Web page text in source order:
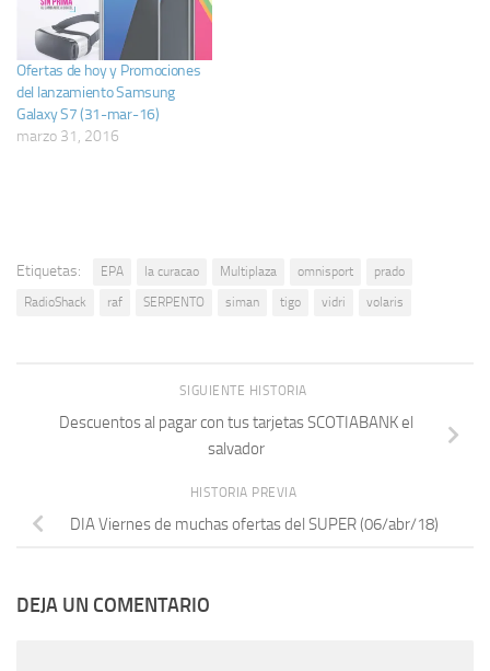
Ofertas de hoy y Promociones
del lanzamiento Samsung
Galaxy S7 (31-mar-16)
marzo 31, 2016
Etiquetas: EPA la curacao Multiplaza omnisport
prado
RadioShack
raf SERPENTO siman tigo vidri volaris
SIGUIENTE HISTORIA
Descuentos al pagar con tus tarjetas SCOTIABANK el
salvador
HISTORIA PREVIA
DIA Viernes de muchas ofertas del SUPER (06/abr/18)
DEJA UN COMENTARIO